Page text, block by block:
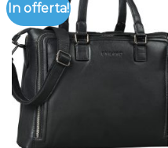
In offerta!